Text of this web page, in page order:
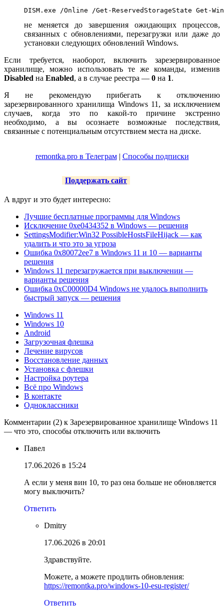
DISM.exe /Online /Get-ReservedStorageState Get-
не меняется до завершения ожидающих процессов,
связанных с обновлениями, перезагрузки или даже до
установки следующих обновлений Windows.
Если требуется, наоборот, включить зарезервированное
хранилище, можно использовать те же команды, изменив
Disabled на Enabled, а в случае реестра — 0 на 1.
Я не рекомендую прибегать к отключению
зарезервированного хранилища Windows 11, за исключением
случаев, когда это по какой-то причине экстренно
необходимо, а вы осознаете возможные последствия,
связанные с потенциальным отсутствием места на диске.
remontka.pro в Телеграм| Способы подписки
Поддержать сайт
А вдруг и это будет интересно:
Лучшие бесплатные программы для Windows
Исключение 0xe0434352 в Windows — решения
SettingsModifier:Win32 PossibleHostsFileHijack — как
удалить и что это за угроза
Ошибка 0x80072ee7 в Windows 11 и 10 — варианты
решения
Windows 11 перезагружается при выключении —
варианты решения
Ошибка 0xC00000D4 Windows не удалось выполнить
быстрый запуск — решения
Windows 11
Windows 10
Android
Загрузочная флешка
Лечение вирусов
Восстановление данных
Установка с флешки
Настройка роутера
Всё про Windows
В контакте
Одноклассники
Комментарии (2) к Зарезервированное хранилище Windows 11
— что это, способы отключить или включить
Павел
17.06.2026 в 15:24
А если у меня вин 10, то раз она больше не обновляется
могу выключить?
Ответить
Dmitry
17.06.2026 в 20:01
Здравствуйте.
Можете, а можете продлить обновления:
https://remontka.pro/windows-10-esu-register/
Ответить